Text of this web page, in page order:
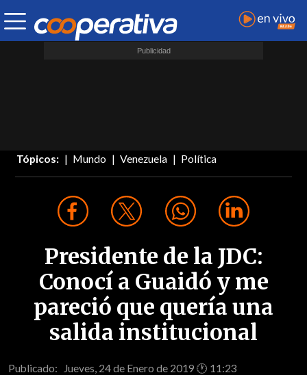
Tópicos: Mundo Venezuela Política
Presidente de la JDC:
Conocí a Guaidó y me
pareció que quería una
salida institucional
Publicado: Jueves, 24 de Enero de 2019 🕐 11:23